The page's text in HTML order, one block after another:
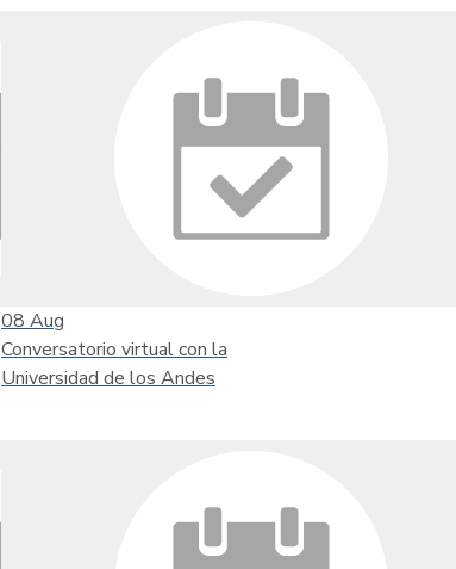
08 Aug
Conversatorio virtual con la
Universidad de los Andes